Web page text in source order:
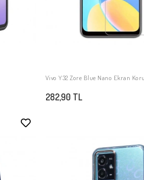
SEPETE EKLE
Vivo Y32 Zore Blue Nano Ekran
282,90 TL
Stokta Yok